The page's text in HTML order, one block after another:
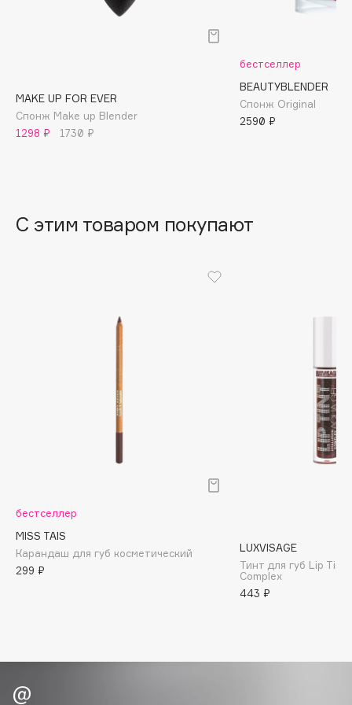
Banderas
Basicare
Beautyblades
НОВИНКА
Boadicea The Victorious
BOOMSHOP
BORK
Brunello Cucinelli
Bvlgari
MAKE UP FOR EVER
Спонж Make up Blender
1298 ₽
1730 ₽
бестселлер
BEAUTYBLENDER
Спонж Original
2590 ₽
С этим товаром покупают
бестселлер
MISS TAIS
Карандаш для губ косметический
299 ₽
LUXVISAGE
Тинт для губ Lip Tint
Complex
443 ₽